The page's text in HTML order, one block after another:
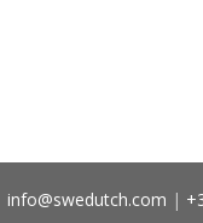
info@swedutch.com |